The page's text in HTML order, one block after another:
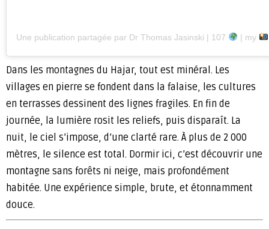
Une publication partagée par Dr Thomas Jasinski | 107 | my
Dans les montagnes du Hajar, tout est minéral. Les
villages en pierre se fondent dans la falaise, les cultures
en terrasses dessinent des lignes fragiles. En fin de
journée, la lumière rosit les reliefs, puis disparaît. La
nuit, le ciel s’impose, d’une clarté rare. À plus de 2 000
mètres, le silence est total. Dormir ici, c’est découvrir une
montagne sans forêts ni neige, mais profondément
habitée. Une expérience simple, brute, et étonnamment
douce.